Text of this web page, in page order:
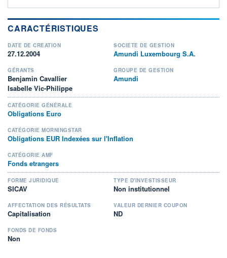
CARACTÉRISTIQUES
DATE DE CRÉATION
27.12.2004
SOCIÉTÉ DE GESTION
Amundi Luxembourg S.A.
GÉRANTS
Benjamin Cavallier
Isabelle Vic-Philippe
GROUPE DE GESTION
Amundi
CATÉGORIE GÉNÉRALE
Obligations Euro
CATÉGORIE MORNINGSTAR
Obligations EUR Indexées sur l'Inflation
CATÉGORIE AMF
Fonds etrangers
FORME JURIDIQUE
SICAV
TYPE D'INVESTISSEUR
Non institutionnel
AFFECTATION DES RÉSULTATS
Capitalisation
VALEUR DERNIER COUPON
ND
FONDS DE FONDS
Non